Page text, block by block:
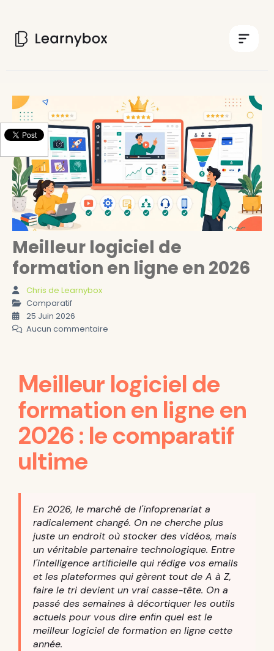
Meilleur logiciel de
formation en ligne en 2026
Chris de Learnybox
Comparatif
25 Juin 2026
Aucun commentaire
Meilleur logiciel de
formation en ligne en
2026 : le comparatif
ultime
En 2026, le marché de l'infoprenariat a
radicalement changé. On ne cherche plus
juste un endroit où stocker des vidéos, mais
un véritable partenaire technologique. Entre
l'intelligence artificielle qui rédige vos emails
et les plateformes qui gèrent tout de A à Z,
faire le tri devient un vrai casse-tête. On a
passé des semaines à décortiquer les outils
actuels pour vous dire enfin quel est le
meilleur logiciel de formation en ligne cette
année.